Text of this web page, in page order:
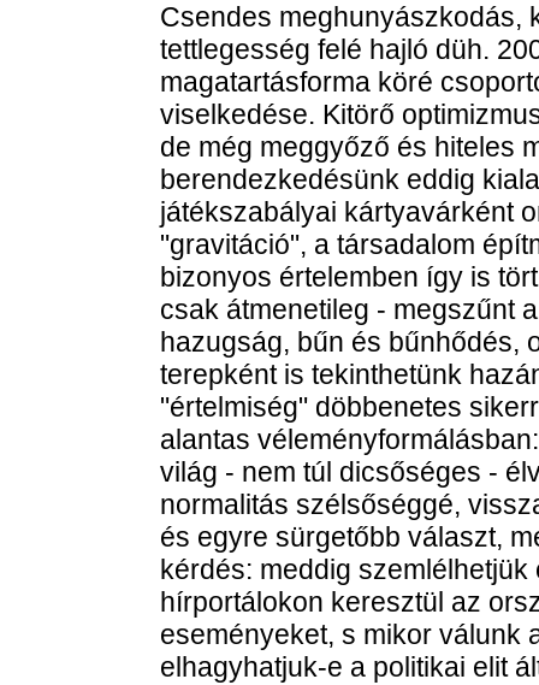
Csendes meghunyászkodás,
tettlegesség felé hajló düh.
magatartásforma köré
viselkedése. Kitörő
de még meggyőző és hiteles
berendezkedésünk eddig
játékszabályai kártyavárként
"gravitáció", a társadalom
bizonyos értelemben így is
csak átmenetileg - megszűnt
hazugság, bűn és bűnhődés,
terepként is tekinthetünk
"értelmiség" döbbenetes
alantas
világ - nem túl dicsőséges -
normalitás szélsőséggé,
és egyre sürgetőbb választ,
kérdés: meddig
hírportálokon keresztül az
eseményeket, s mikor válunk
elhagyhatjuk-e a politikai elit